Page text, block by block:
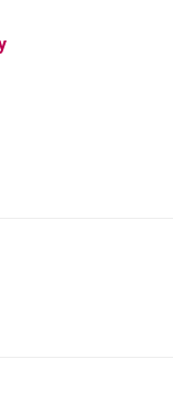
karcie
nowej karcie
w nowej karcie